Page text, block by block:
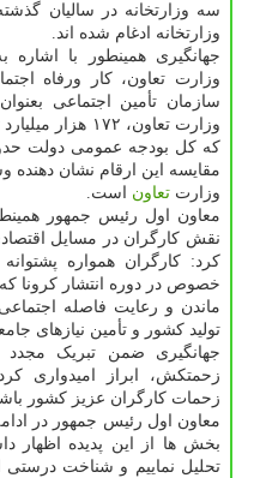
سه وزارتخانه در سالیان
وزارتخانه ادغام شده اند.
جهانگیری همینطور با
وزارت تعاون، کار ورفاه
سازمان تأمین اجتماعی
وزارت تعاون،
مقایسه این ارقام نشان دهنده
وزارت تعاون است.
معاون اول رئیس جمهور
نقش کارگران در مسایل
کرد: کارگران همواره
خصوص در دوره انتشار کرونا
ماندن و رعایت فاصله
تولید کشور و تأمین نیازهای
جهانگیری ضمن تبریک
زحمتکش، ابراز امیدواری
زحمات کارگران عزیز کشور
معاون اول رئیس جمهور در
بخش ها از این پدیده اظهار
تحلیل نماییم و شناخت درستی